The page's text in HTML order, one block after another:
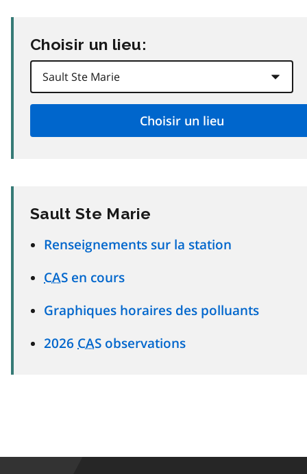
Choisir un lieu:
Sault Ste Marie
Renseignements sur la station
CAS en cours
Graphiques horaires des polluants
2026 CAS observations